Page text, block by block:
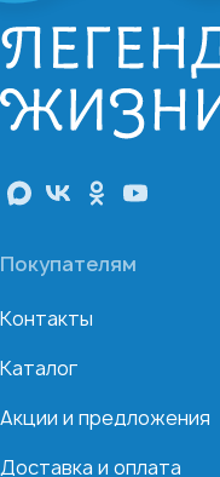
Покупателям
Контакты
Каталог
Акции и предложения
Доставка и оплата